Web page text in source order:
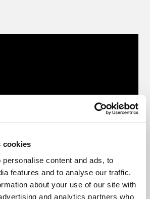
cookies
content and ads, to
features and to analyse our traffic.
about your use of our site with
and analytics partners who